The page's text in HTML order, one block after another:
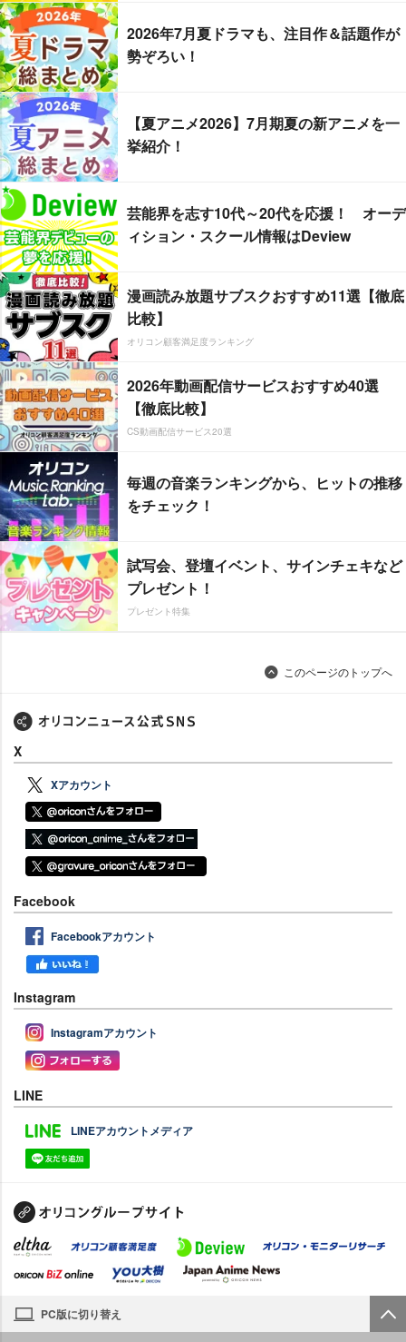
2026年7月夏ドラマも、注目作＆話題作が
勢ぞろい！
【夏アニメ2026】7月期夏の新アニメを一
挙紹介！
芸能界を志す10代～20代を応援！ オーデ
ィション・スクール情報はDeview
漫画読み放題サブスクおすすめ11選【徹底
比較】
オリコン顧客満足度ランキング
2026年動画配信サービスおすすめ40選
【徹底比較】
CS動画配信サービス20選
毎週の音楽ランキングから、ヒットの推移
をチェック！
試写会、登壇イベント、サインチェキなど
プレゼント！
プレゼント特集
このページのトップへ
X
Xアカウント
Facebook
Facebookアカウント
Instagram
Instagramアカウント
LINE
LINEアカウントメディア
PC版に切り替え